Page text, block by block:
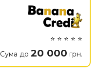
⭐ ⭐ ⭐ ⭐ ⭐
Сума до 20 000 грн.